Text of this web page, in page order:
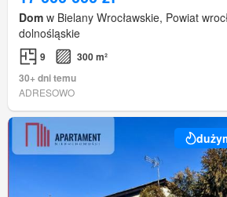
Dom w Bielany Wrocławskie, Powiat
dolnośląskie
9
300 m²
30+ dni temu
ADRESOWO